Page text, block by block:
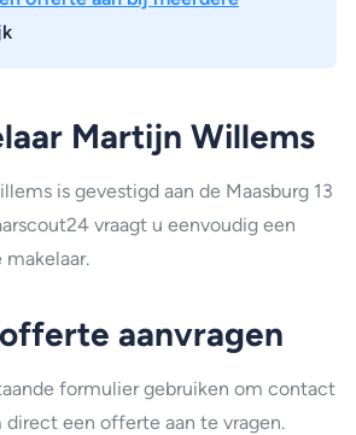
Martijn Willems
is gevestigd aan de Maasburg 13
vraagt u eenvoudig een
aanvragen
formulier gebruiken om contact
een offerte aan te vragen.